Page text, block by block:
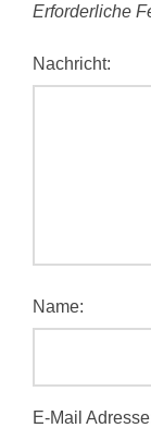
Erforderliche
Nachricht:
Name:
E-Mail